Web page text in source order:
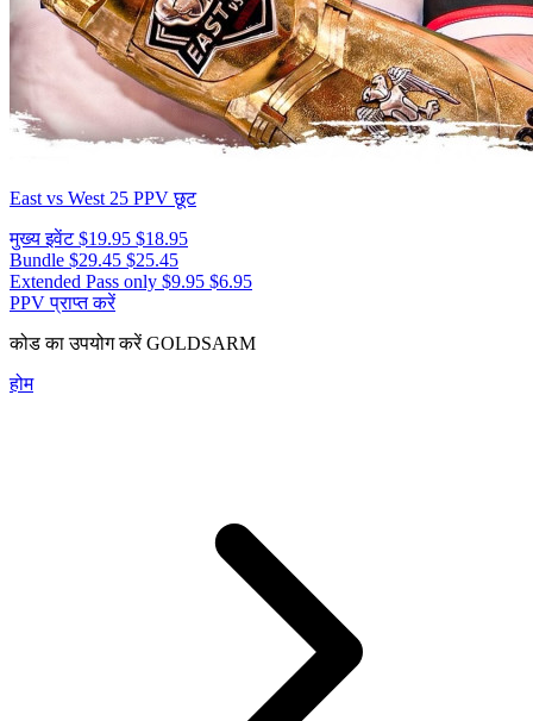
East vs West 25 PPV छूट
मुख्य इवेंट$19.95 $18.95
Bundle $29.45 $25.45
Extended Pass only $9.95 $6.95
PPV प्राप्त करें
कोड का उपयोग करेंGOLDSARM
होम